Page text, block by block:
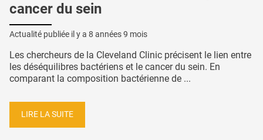
cancer du sein
Actualité publiée il y a 8 années 9 mois
Les chercheurs de la Cleveland Clinic précisent le lien entre
les déséquilibres bactériens et le cancer du sein. En
comparant la composition bactérienne de ...
LIRE LA SUITE